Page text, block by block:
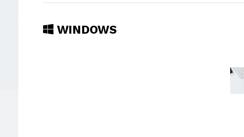
WINDOWS